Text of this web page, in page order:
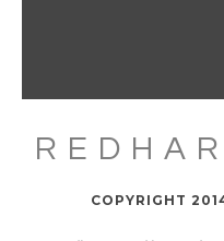
COPYRIGHT